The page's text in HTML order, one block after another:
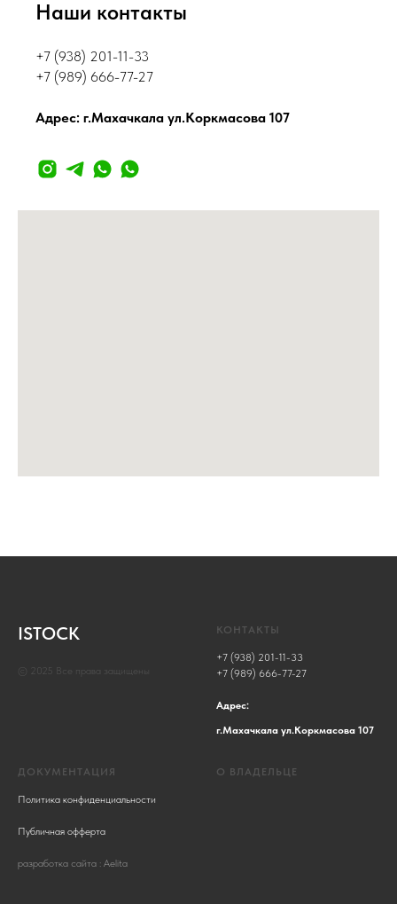
Наши контакты
+7 (938) 201-11-33
+7 (989) 666-77-27
Адрес: г.Махачкала ул.Коркмасова 107
ISTOCK
© 2025 Все права защищены
КОНТАКТЫ
+7 (938) 201-11-33
+7 (989) 666-77-27
Адрес:
г.Махачкала ул.Коркмасова 107
ДОКУМЕНТАЦИЯ
Политика конфиденциальности
Публичная офферта
разработка сайта : Aelita
О ВЛАДЕЛЬЦЕ